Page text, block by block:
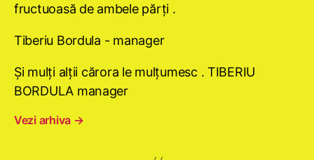
fructuoasă de ambele părţi .
Tiberiu Bordula - manager
Şi mulţi alţii cărora le mulţumesc . TIBERIU
BORDULA manager
Vezi arhiva →